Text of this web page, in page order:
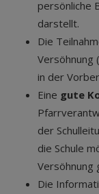
persönliche
darstellt.
Die
Versöhnung
in der
Eine gute
der
die Schule
Versöhnung
Die